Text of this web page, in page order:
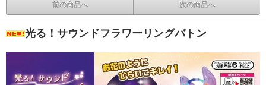
前の商品へ 次の商品へ
光る！サウンドフラワーリングバトン